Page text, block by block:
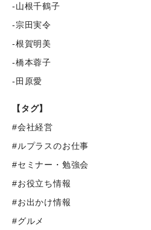
-山根千鶴子
-宗田実令
-根賀明美
-橋本蓉子
-田原愛
【タグ】
#会社経営
#ルプラスのお仕事
#セミナー・勉強会
#お役立ち情報
#お出かけ情報
#グルメ